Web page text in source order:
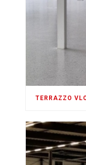
TERRAZZO